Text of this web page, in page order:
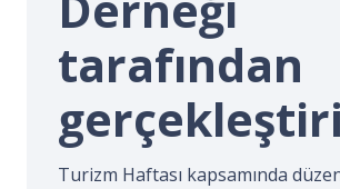
tarafından
Turizm Haftası kapsamında